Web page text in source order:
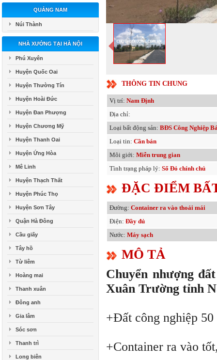
QUẢNG NAM
Núi Thành
NHÀ XƯỞNG TẠI HÀ NỘI
Phú Xuyên
Huyện Quốc Oai
Huyện Thường Tín
Huyện Hoài Đức
Huyện Đan Phượng
Huyện Chương Mỹ
Huyện Thanh Oai
Huyện Ứng Hòa
Mê Linh
Huyện Thạch Thất
Huyện Phúc Thọ
Huyện Sơn Tây
Quận Hà Đông
Cầu giấy
Tây hồ
Từ liêm
Hoàng mai
Thanh xuân
Đông anh
Gia lâm
Sóc sơn
Thanh trì
Long biên
THÔNG TIN CHUNG
Vị trí: Nam Định
Địa chỉ:
Loại bất động sản: BĐS Công Nghiệp
Loại tin: Cần bán
Môi giới: Miễn trung gian
Tình trạng pháp lý: Sổ Đỏ chính chủ
ĐẶC ĐIỂM
Đường: Container ra vào thoải mái
Điện: Đầy đủ
Nước: Máy sạch
MÔ TẢ
Chuyển nhượng
Xuân Trường tỉnh
+Đất công nghiệp 50
+Container ra vào